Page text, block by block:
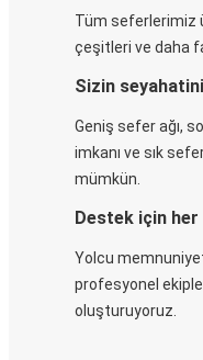
Tüm seferlerimiz
çeşitleri ve daha
Sizin
Geniş sefer ağı,
imkanı ve sık
mümkün.
Destek için her
Yolcu
profesyonel
oluşturuyoruz.